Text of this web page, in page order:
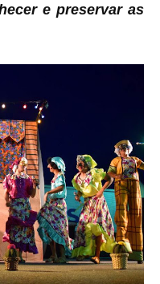
e preservar as